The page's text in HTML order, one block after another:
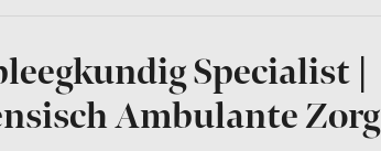
Specialist |
Ambulante Zorg